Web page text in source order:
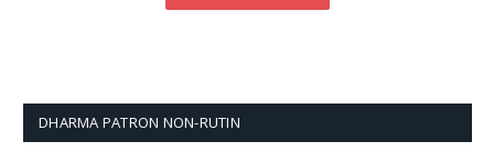
DHARMA PATRON NON-RUTIN